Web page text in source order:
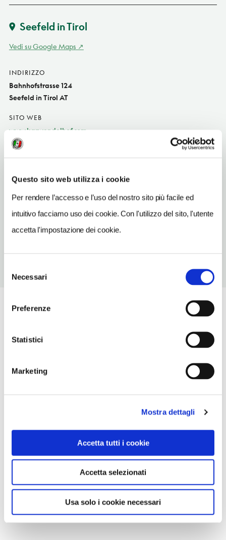
Questo sito web utilizza i cookie
Per rendere l’accesso e l’uso del nostro sito più facile ed
intuitivo facciamo uso dei cookie. Con l'utilizzo del sito, l'utente
accetta l'impostazione dei cookie.
delNecessari
Preferenze
Statistici
Marketing
Mostra dettagli
Accetta tutti i cookie
Accetta selezionati
Usa solo i cookie necessari
Seefeld in Tirol
Vedi su Google Maps
INDIRIZZO
Bahnhofstrasse 124
Seefeld in Tirol AT
SITO WEB
www.karwendelhof.com
INDIRIZZO EMAIL
TELEFONO
52122655
NUMERO CAMERE
48